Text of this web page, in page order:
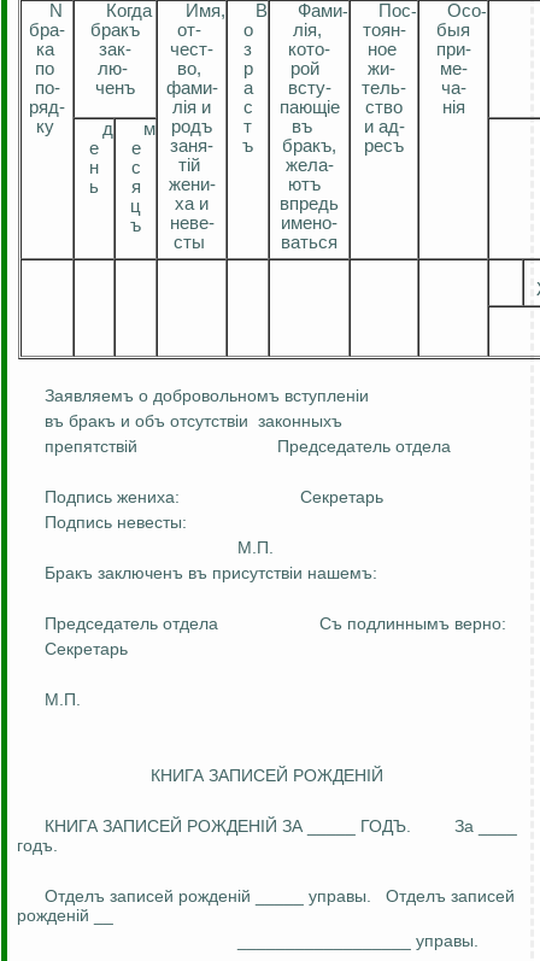
N
бра-
ка
по
по-
ряд-
ку
Когда
бракъ
зак-
лю-
ченъ
Имя,
от-
чест-
во,
фами-
лiя и
родъ
заня-
тiй
жени-
ха и
неве-
сты
В
о
з
р
а
с
т
ъ
Фами-
лiя,
кото-
рой
всту-
пающiе
въ
бракъ,
жела-
ютъ
впредь
имено-
ваться
Пос-
тоян-
ное
жи-
тель-
ство
и ад-
ресъ
Осо-
быя
при-
ме-
ча-
нiя
д
е
н
ь
м
е
с
я
ц
ъ
Заявляемъ о добровольномъ вступленiи
въ бракъ и объ отсутствiи законныхъ
препятствiй Председатель отдела
Подпись жениха:
Секретарь
Подпись невесты:
М.П.
Бракъ заключенъ въ присутствiи нашемъ:
Председатель отдела Съ подлиннымъ верно:
Секретарь
М.П.
КНИГА ЗАПИСЕЙ РОЖДЕНIЙ
КНИГА ЗАПИСЕЙ РОЖДЕНIЙ ЗА _____ ГОДЪ.
За ____
годъ.
Отделъ записей рожденiй _____ управы. Отделъ записей
рожденiй
__________________ управы.